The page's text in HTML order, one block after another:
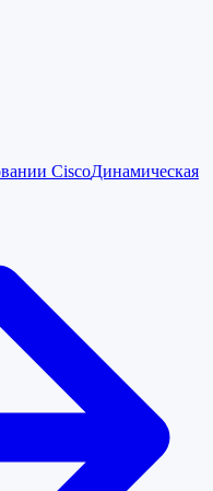
CiscoДинамическая